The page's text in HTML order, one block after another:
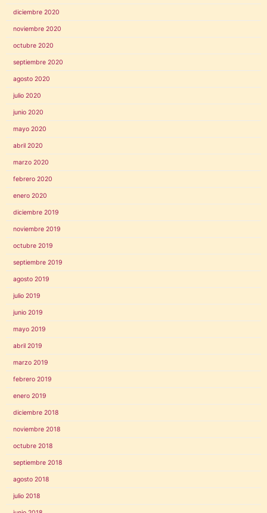
diciembre 2020
noviembre 2020
octubre 2020
septiembre 2020
agosto 2020
julio 2020
junio 2020
mayo 2020
abril 2020
marzo 2020
febrero 2020
enero 2020
diciembre 2019
noviembre 2019
octubre 2019
septiembre 2019
agosto 2019
julio 2019
junio 2019
mayo 2019
abril 2019
marzo 2019
febrero 2019
enero 2019
diciembre 2018
noviembre 2018
octubre 2018
septiembre 2018
agosto 2018
julio 2018